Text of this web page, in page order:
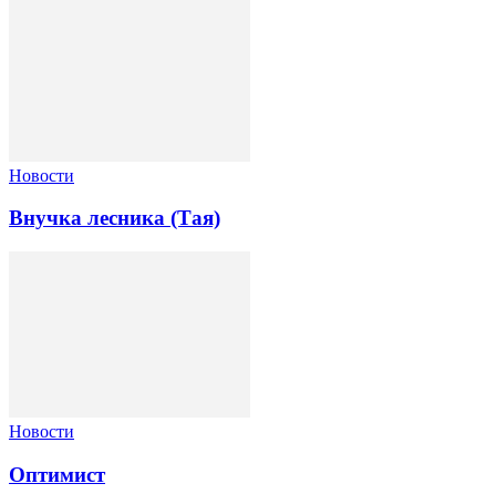
Новости
Внучка лесника (Тая)
Новости
Оптимист